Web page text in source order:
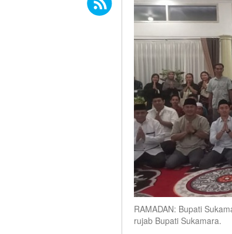
RAMADAN: Bupati
rujab Bupati Sukamara.